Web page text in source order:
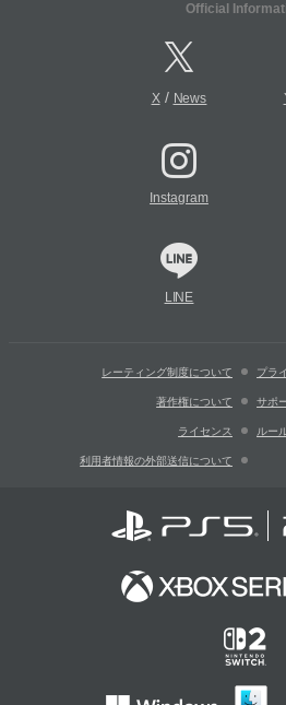
Official
X/ News
Instagram
LINE
レーティング制度について プラ
著作権について サポ
ライセンス ルー
利用者情報の外部送信について